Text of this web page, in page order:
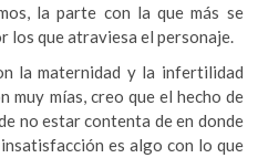
la parte con la que más se
los que atraviesa el personaje.
la maternidad y la infertilidad
muy mías, creo que el hecho de
no estar contenta de en donde
es algo con lo que